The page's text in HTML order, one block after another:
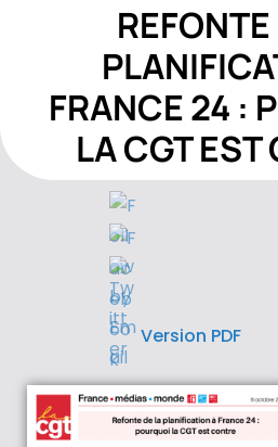
FRANCE 24 :
LA CGT EST
Version PDF